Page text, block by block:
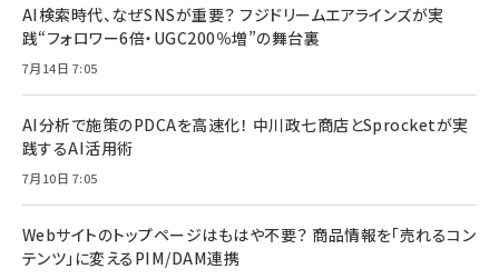
AI検索時代、なぜSNSが重要？ フジドリームエアラインズが実
践“フォロワー6倍・UGC200％増”の舞台裏
7月14日 7:05
AI分析で施策のPDCAを高速化！ 中川政七商店とSprocketが実
践するAI活用術
7月10日 7:05
Webサイトのトップページはもはや不要？ 商品情報を「売れるコン
テンツ」に変えるPIM/DAM連携